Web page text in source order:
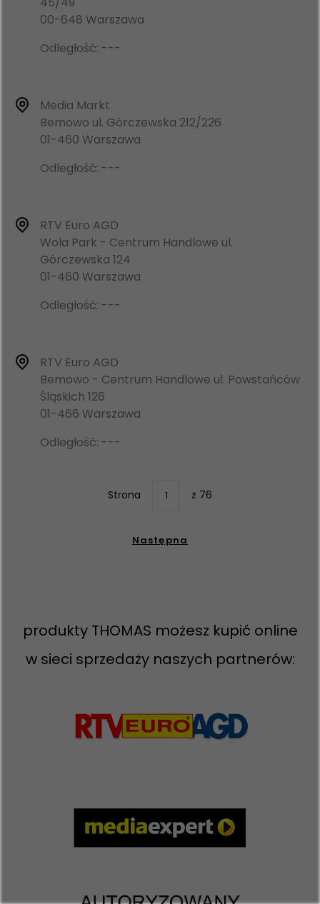
00-648 Warszawa
Odległość: ---
Media Markt
Bemowo ul. Górczewska 212/226
01-460 Warszawa
Odległość: ---
RTV Euro AGD
Wola Park - Centrum Handlowe ul.
Górczewska 124
01-460 Warszawa
Odległość: ---
RTV Euro AGD
Bemowo - Centrum Handlowe ul. Powstańców
Śląskich 126
01-466 Warszawa
Odległość: ---
Strona 1 z 76
Następna
produkty THOMAS możesz kupić online
w sieci sprzedaży naszych partnerów: